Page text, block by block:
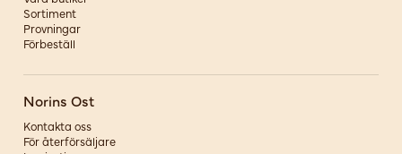
Sortiment
Provningar
Förbeställ
Norins Ost
Kontakta oss
För återförsäljare